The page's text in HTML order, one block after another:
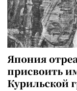
Япония
присвоить
Курильской